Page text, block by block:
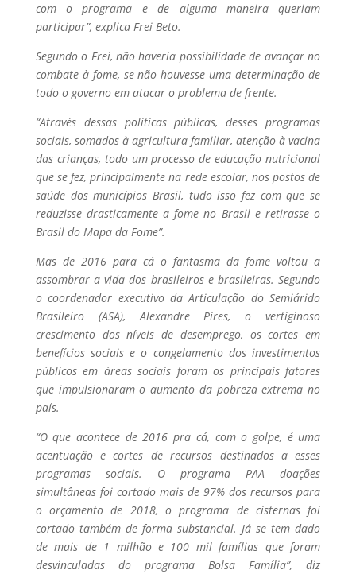
com o programa e de alguma maneira queriam
participar”, explica Frei Beto.
Segundo o Frei, não haveria possibilidade de avançar no
combate à fome, se não houvesse uma determinação de
todo o governo em atacar o problema de frente.
“Através dessas políticas públicas, desses programas
sociais, somados à agricultura familiar, atenção à vacina
das crianças, todo um processo de educação nutricional
que se fez, principalmente na rede escolar, nos postos de
saúde dos municípios Brasil, tudo isso fez com que se
reduzisse drasticamente a fome no Brasil e retirasse o
Brasil do Mapa da Fome”.
Mas de 2016 para cá o fantasma da fome voltou a
assombrar a vida dos brasileiros e brasileiras. Segundo
o coordenador executivo da Articulação do Semiárido
Brasileiro (ASA), Alexandre Pires, o vertiginoso
crescimento dos níveis de desemprego, os cortes em
benefícios sociais e o congelamento dos investimentos
públicos em áreas sociais foram os principais fatores
que impulsionaram o aumento da pobreza extrema no
país.
“O que acontece de 2016 pra cá, com o golpe, é uma
acentuação e cortes de recursos destinados a esses
programas sociais. O programa PAA doações
simultâneas foi cortado mais de 97% dos recursos para
o orçamento de 2018, o programa de cisternas foi
cortado também de forma substancial. Já se tem dado
de mais de 1 milhão e 100 mil famílias que foram
desvinculadas do programa Bolsa Família”, diz